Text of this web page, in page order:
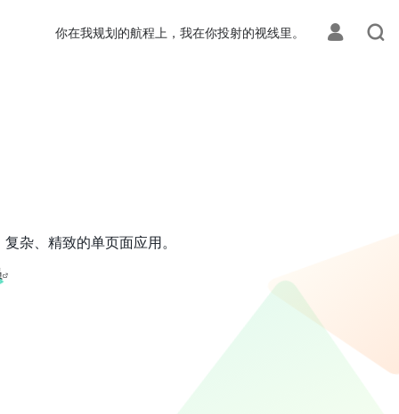
你在我规划的航程上，我在你投射的视线里。
杂、精致的单页面应用。